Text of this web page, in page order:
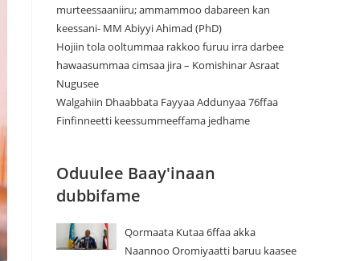
murteessaaniiru; ammammoo dabareen kan
keessani- MM Abiyyi Ahimad (PhD)
Hojiin tola ooltummaa rakkoo furuu irra darbee
hawaasummaa cimsaa jira – Komishinar Asraat
Nugusee
Walgahiin Dhaabbata Fayyaa Addunyaa 76ffaa
Finfinneetti keessummeeffama jedhame
Oduulee Baay'inaan
dubbifame
Qormaata Kutaa 6ffaa akka
Naannoo Oromiyaatti baruu kaasee